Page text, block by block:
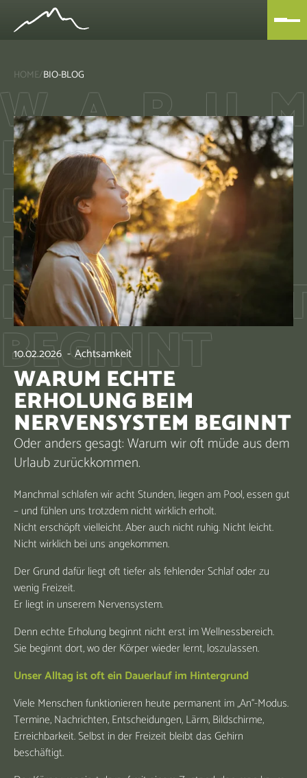
HOME/BIO-BLOG
W A R U M
ECHTE
ERHOLUNG
BEIM
BEGINNT
10.02.2026 -Achtsamkeit
WARUM ECHTE
ERHOLUNG BEIM
NERVENSYSTEM BEGINNT
Oder anders gesagt: Warum wir oft müde aus dem
Urlaub zurückkommen.
Manchmal schlafen wir acht Stunden, liegen am Pool, essen gut
– und fühlen uns trotzdem nicht wirklich erholt.
Nicht erschöpft vielleicht. Aber auch nicht ruhig. Nicht leicht.
Nicht wirklich bei uns angekommen.
Der Grund dafür liegt oft tiefer als fehlender Schlaf oder zu
wenig Freizeit.
Er liegt in unserem Nervensystem.
Denn echte Erholung beginnt nicht erst im Wellnessbereich.
Sie beginnt dort, wo der Körper wieder lernt, loszulassen.
Unser Alltag ist oft ein Dauerlauf im Hintergrund
Viele Menschen funktionieren heute permanent im „An“-Modus.
Termine, Nachrichten, Entscheidungen, Lärm, Bildschirme,
Erreichbarkeit. Selbst in der Freizeit bleibt das Gehirn
beschäftigt.